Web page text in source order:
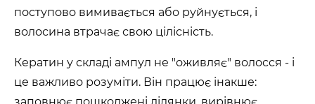
поступово вимивається або руйнується, і
волосина втрачає свою цілісність.
Кератин у складі ампул не "оживляє" волосся - і
це важливо розуміти. Він працює інакше: